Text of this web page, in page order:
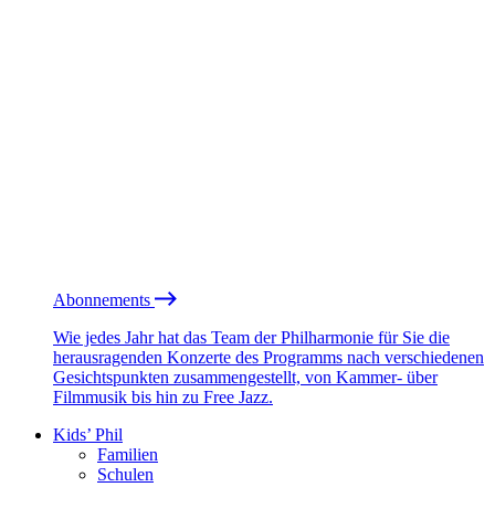
Abonnements
Wie jedes Jahr hat das Team der Philharmonie für Sie die
herausragenden Konzerte des Programms nach verschiedenen
Gesichtspunkten zusammengestellt, von Kammer- über
Filmmusik bis hin zu Free Jazz.
Kids’ Phil
Familien
Schulen